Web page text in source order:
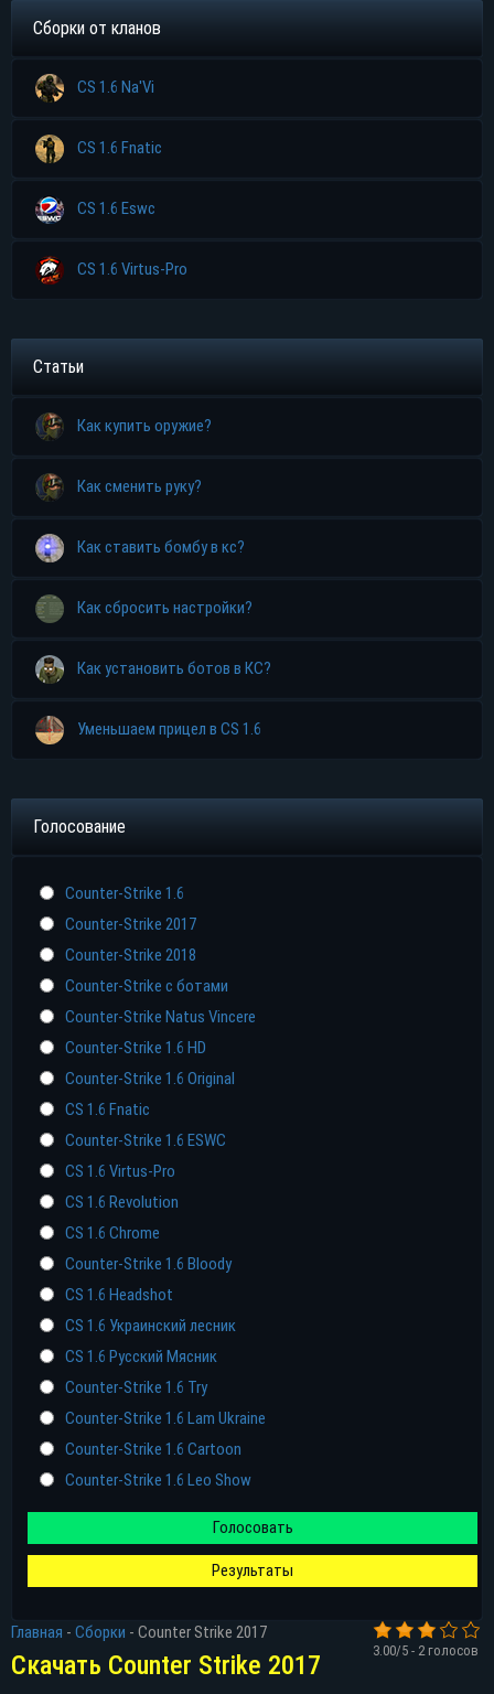
Сборки от кланов
CS 1.6 Na'Vi
CS 1.6 Fnatic
CS 1.6 Eswc
CS 1.6 Virtus-Pro
Статьи
Как купить оружие?
Как сменить руку?
Как ставить бомбу в кс?
Как сбросить настройки?
Как установить ботов в КС?
Уменьшаем прицел в CS 1.6
Голосование
Counter-Strike 1.6
Counter-Strike 2017
Counter-Strike 2018
Counter-Strike с ботами
Counter-Strike Natus Vincere
Counter-Strike 1.6 HD
Counter-Strike 1.6 Original
CS 1.6 Fnatic
Counter-Strike 1.6 ESWC
CS 1.6 Virtus-Pro
CS 1.6 Revolution
CS 1.6 Chrome
Counter-Strike 1.6 Bloody
CS 1.6 Headshot
CS 1.6 Украинский лесник
CS 1.6 Русский Мясник
Counter-Strike 1.6 Try
Counter-Strike 1.6 Lam Ukraine
Counter-Strike 1.6 Cartoon
Counter-Strike 1.6 Leo Show
Голосовать
Результаты
3.00/5 - 2голосов
Главная - Сборки - Counter Strike 2017
Скачать Counter Strike 2017
Прямая ссылка
Яндекс диск